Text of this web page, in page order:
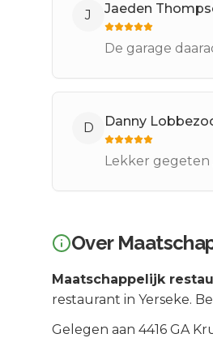
J Jaeden
De garage
D Danny
Lekker gegeten
Over
Maatschappelijk
restaurant in Yerseke.
Gelegen aan 4416 GA